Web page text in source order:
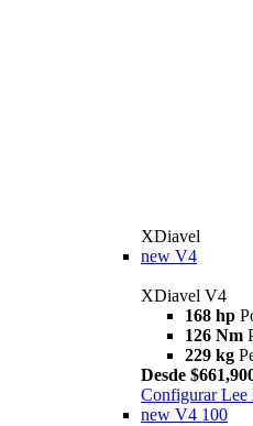
XDiavel
new V4
XDiavel V4
168 hp
126 Nm
229 kg
Desde
Configurar Lee
new V4 100